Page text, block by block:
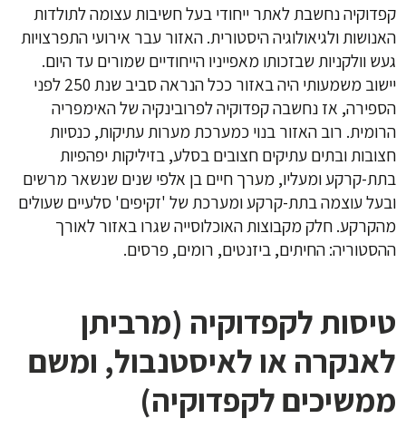
קפדוקיה נחשבת לאתר ייחודי בעל חשיבות עצומה לתולדות
האנושות ולגיאולוגיה היסטורית. האזור עבר אירועי התפרצויות
געש וולקניות שבזכותו מאפייניו הייחודיים שמורים עד היום.
יישוב משמעותי היה באזור ככל הנראה סביב שנת 250 לפני
הספירה, אז נחשבה קפדוקיה לפרובינקיה של האימפריה
הרומית. רוב האזור בנוי כמערכת מערות עתיקות, כנסיות
חצובות ובתים עתיקים חצובים בסלע, בזיליקות יפהפיות
בתת-קרקע ומעליו, מערך חיים בן אלפי שנים שנשאר מרשים
ובעל עוצמה בתת-קרקע ומערכת של 'זקיפים' סלעיים שעולים
מהקרקע. חלק מקבוצות האוכלוסייה שגרו באזור לאורך
ההסטוריה: החיתים, ביזנטים, רומים, פרסים.
טיסות לקפדוקיה (מרביתן
לאנקרה או לאיסטנבול, ומשם
ממשיכים לקפדוקיה)